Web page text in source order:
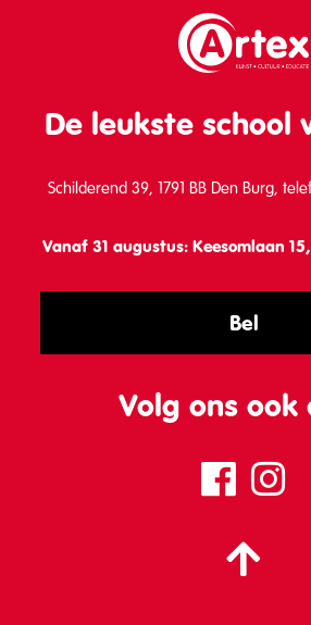
De leukste school
Schilderend 39, 1791 BB Den Burg,
Vanaf 31 augustus: Keesomlaan
Bel
Volg ons ook